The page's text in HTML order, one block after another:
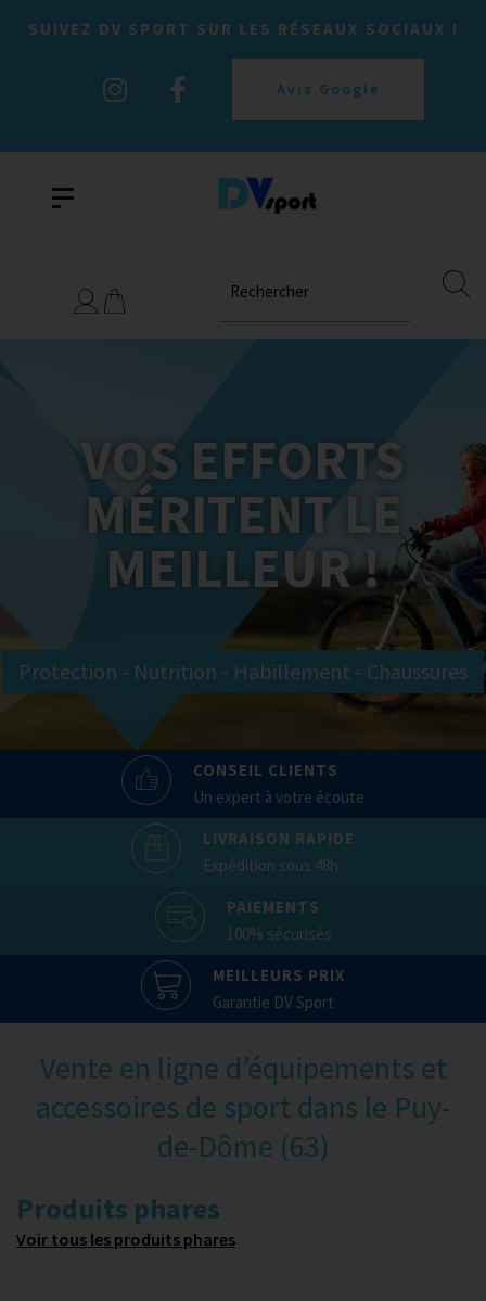
SUIVEZ DV SPORT SUR LES RÉSEAUX SOCIAUX !
Avis Google
Rechercher
VOS EFFORTS
MÉRITENT LE
MEILLEUR !
Protection - Nutrition - Habillement - Chaussures
CONSEIL CLIENTS
Un expert à votre écoute
LIVRAISON RAPIDE
Expédition sous 48h
PAIEMENTS
100% sécurisés
MEILLEURS PRIX
Garantie DV Sport
Vente en ligne d’équipements et
accessoires de sport dans le Puy-
de-Dôme (63)
Produits phares
Voir tous les produits phares